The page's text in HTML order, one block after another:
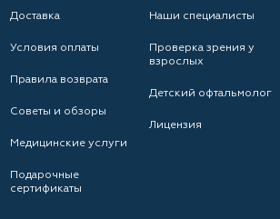
Доставка
Условия оплаты
Правила возврата
Советы и обзоры
Медицинские услуги
Подарочные
сертификаты
Наши специалисты
Проверка зрения у
взрослых
Детский офтальмолог
Лицензия